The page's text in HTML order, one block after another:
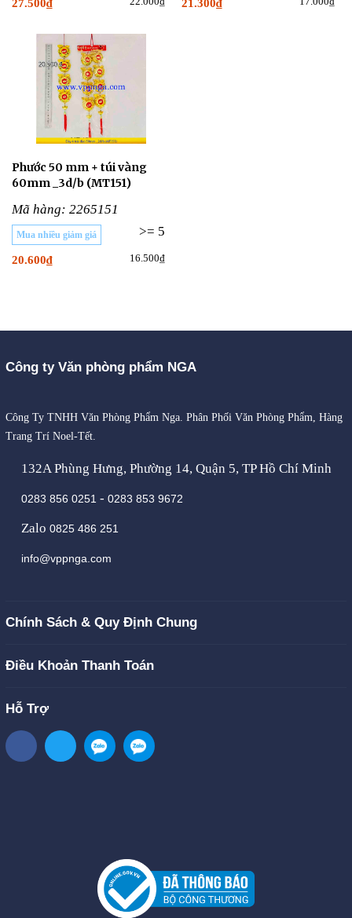
27.500₫ 21.300₫
Phước 50 mm + túi vàng
60mm _3d/b (MT151)
Mã hàng: 2265151
Mua nhiều giảm giá >= 5
20.600₫ 16.500₫
Công ty Văn phòng phẩm NGA
Công Ty TNHH Văn Phòng Phẩm Nga. Phân Phối Văn Phòng Phẩm, Hàng
Trang Trí Noel-Tết.
132A Phùng Hưng, Phường 14, Quận 5, TP Hồ Chí Minh
0283 856 0251 - 0283 853 9672
Zalo 0825 486 251
info@vppnga.com
Chính Sách & Quy Định Chung
Điều Khoản Thanh Toán
Hỗ Trợ